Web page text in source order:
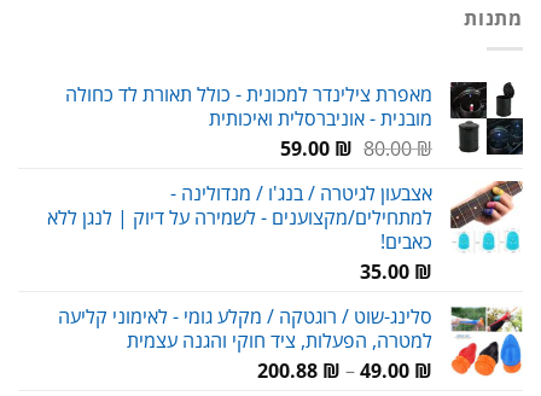
מתנות
מאפרת צילינדר למכונית - כולל תאורת לד כחולה
מובנית - אוניברסלית ואיכותית
80.00₪
המחיר
היה:
80.00 ₪.
59.00 ₪
המחיר
הוא:
59.00 ₪.
אצבעון לגיטרה / בנג'ו / מנדולינה -
למתחילים/מקצוענים - לשמירה על דיוק | לנגן ללא
כאבים!
35.00 ₪
סלינג-שוט / רוגטקה / מקלע גומי - לאימוני קליעה
למטרה, הפעלות, ציד חוקי והגנה עצמית
49.00 ₪
–
200.88 ₪
טווח